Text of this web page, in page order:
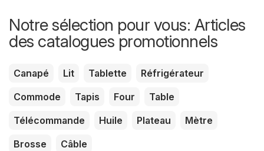
Notre sélection pour vous: Articles
des catalogues promotionnels
Canapé Lit Tablette
Réfrigérateur
Commode
Tapis Four
Table
Télécommande
Huile Plateau
Mètre
Brosse
Câble